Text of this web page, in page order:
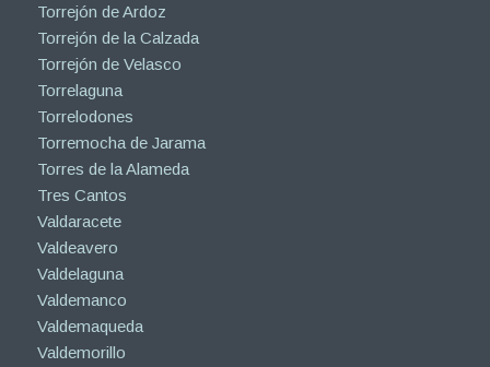
Torrejón de Ardoz
Torrejón de la Calzada
Torrejón de Velasco
Torrelaguna
Torrelodones
Torremocha de Jarama
Torres de la Alameda
Tres Cantos
Valdaracete
Valdeavero
Valdelaguna
Valdemanco
Valdemaqueda
Valdemorillo